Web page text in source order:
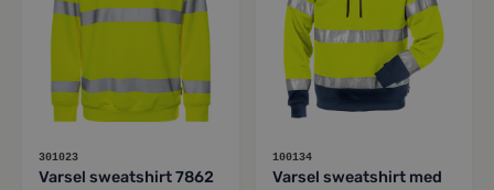
301023
Varsel sweatshirt 7862
100134
Varsel sweatshirt med